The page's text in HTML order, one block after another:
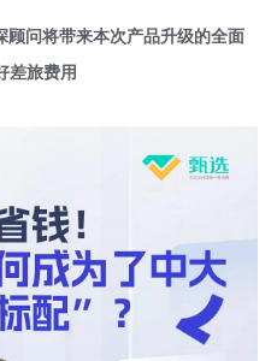
顾问将带来本次产品升级的全面
差旅费用